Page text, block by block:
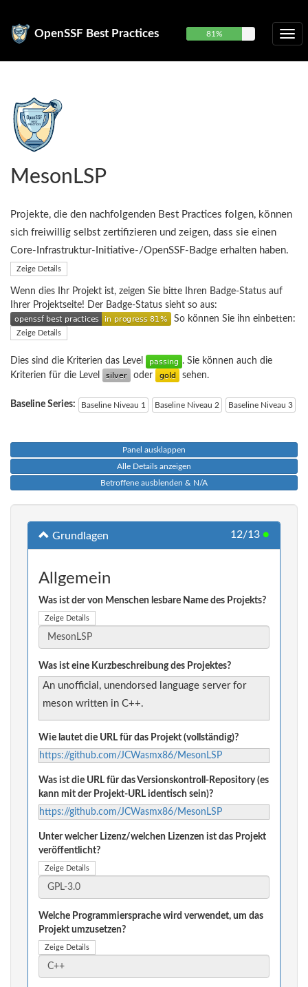
OpenSSF Best Practices 81%
MesonLSP
Projekte, die den nachfolgenden Best Practices folgen, können
sich freiwillig selbst zertifizieren und zeigen, dass sie einen
Core-Infrastruktur-Initiative-/OpenSSF-Badge erhalten haben.
Zeige Details
Wenn dies Ihr Projekt ist, zeigen Sie bitte Ihren Badge-Status auf
Ihrer Projektseite! Der Badge-Status sieht so aus:
So können Sie ihn einbetten:
Zeige Details
Dies sind die Kriterien das Level
. Sie können auch die
Kriterien für die Level
oder sehen.
Baseline Series: Baseline Niveau 1 Baseline Niveau 2 Baseline Niveau 3
Panel ausklappen
Alle Details anzeigen
Betroffene ausblenden & N/A
Grundlagen 12/13 ●
Allgemein
Was ist der von Menschen lesbare Name des Projekts?
Zeige Details
Was ist eine Kurzbeschreibung des Projektes?
An unofficial, unendorsed language server for
meson written in C++.
Wie lautet die URL für das Projekt (vollständig)?
https://github.com/JCWasmx86/MesonLSP
Was ist die URL für das Versionskontroll-Repository (es
kann mit der Projekt-URL identisch sein)?
https://github.com/JCWasmx86/MesonLSP
Unter welcher Lizenz/welchen Lizenzen ist das Projekt
veröffentlicht?
Zeige Details
Welche Programmiersprache wird verwendet, um das
Projekt umzusetzen?
Zeige Details